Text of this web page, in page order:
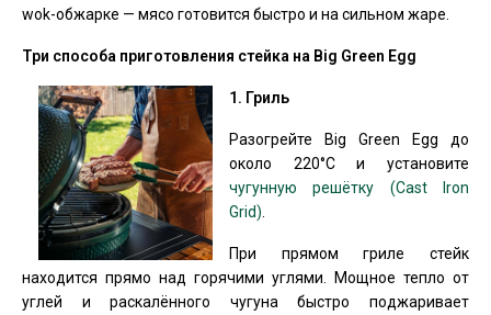
wok-обжарке — мясо готовится быстро и на сильном жаре.
Три способа приготовления стейка на Big Green Egg
1. Гриль
Разогрейте Big Green Egg до
около 220°C и установите
чугунную решётку (Cast Iron
Grid)
При прямом гриле стейк
находится прямо над горячими углями. Мощное тепло от
углей и раскалённого чугуна быстро поджаривает